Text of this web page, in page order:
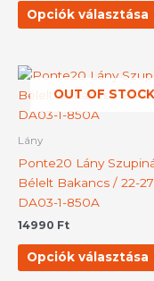
Opciók választása
OUT OF STOCK
Lány
Ponte20 Lány
Bélelt Bakancs / 22-
DA03-1-850A
14990 Ft
Opciók választása